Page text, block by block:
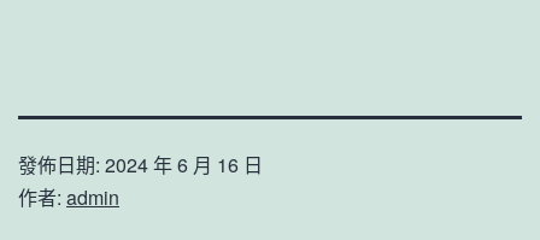
發佈日期: 2024 年 6 月 16 日
作者: admin